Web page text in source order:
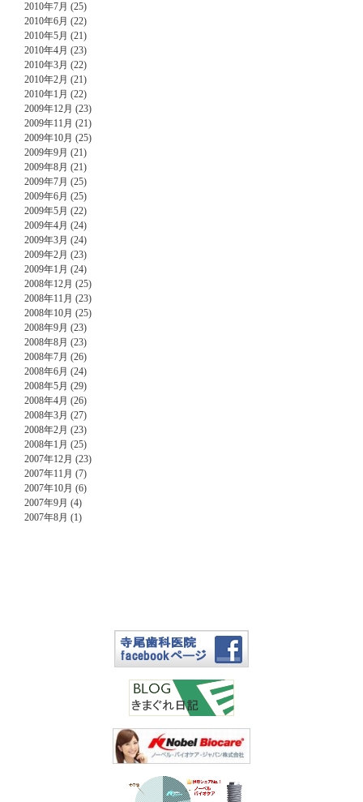
2010年7月 (25)
2010年6月 (22)
2010年5月 (21)
2010年4月 (23)
2010年3月 (22)
2010年2月 (21)
2010年1月 (22)
2009年12月 (23)
2009年11月 (21)
2009年10月 (25)
2009年9月 (21)
2009年8月 (21)
2009年7月 (25)
2009年6月 (25)
2009年5月 (22)
2009年4月 (24)
2009年3月 (24)
2009年2月 (23)
2009年1月 (24)
2008年12月 (25)
2008年11月 (23)
2008年10月 (25)
2008年9月 (23)
2008年8月 (23)
2008年7月 (26)
2008年6月 (24)
2008年5月 (29)
2008年4月 (26)
2008年3月 (27)
2008年2月 (23)
2008年1月 (25)
2007年12月 (23)
2007年11月 (7)
2007年10月 (6)
2007年9月 (4)
2007年8月 (1)